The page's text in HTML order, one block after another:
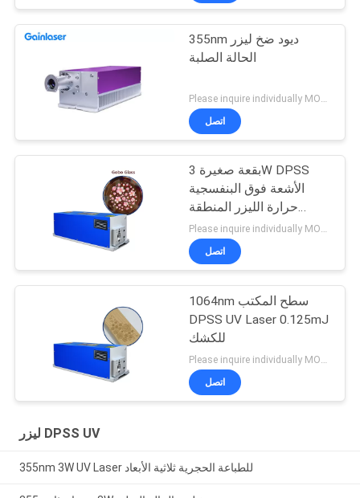
355nm ديود ضخ ليزر
الحالة الصلبة
اتصل
بقعة صغيرة 3W DPSS
الأشعة فوق البنفسجية
حرارة الليزر المنطقة
المتضررة 1-150 كيلو هرتزPlease inquire individually MOQ:1
اتصل
1064nm سطح المكتب
DPSS UV Laser 0.125mJ
للكشك
Please inquire individually MOQ:1
اتصل
ليزر DPSS UV
355nm 3W UV Laser للطباعة الحجرية ثلاثية الأبعاد